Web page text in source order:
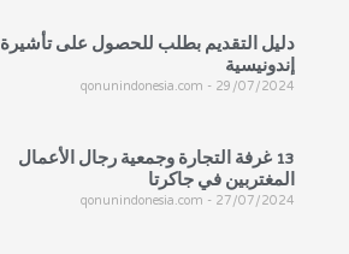
دليل التقديم بطلب للحصول على تأشيرة
إندونيسية
qonunindonesia.com 29/07/2024
13 غرفة التجارة وجمعية رجال الأعمال
المغتربين في جاكرتا
qonunindonesia.com 27/07/2024